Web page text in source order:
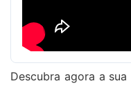
Descubra agora a sua